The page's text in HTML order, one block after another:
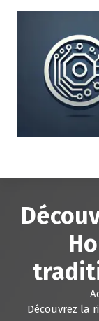
e
Découvrez la